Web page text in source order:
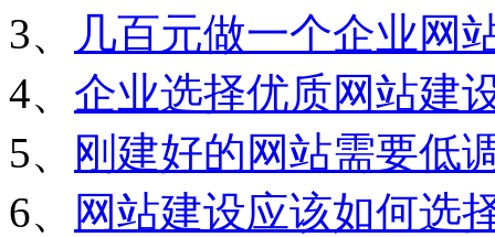
3、
几百元做一个企业网
4、 企业选择优质网站建
5、
刚建好的网站需要低
6、
网站建设应该如何选